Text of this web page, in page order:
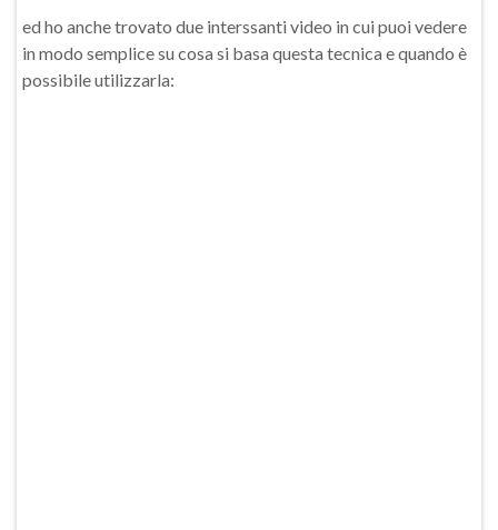
ed ho anche trovato due interssanti video in cui puoi vedere
in modo semplice su cosa si basa questa tecnica e quando è
possibile utilizzarla: